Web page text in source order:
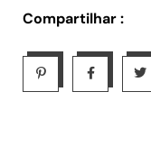
Compartilhar :